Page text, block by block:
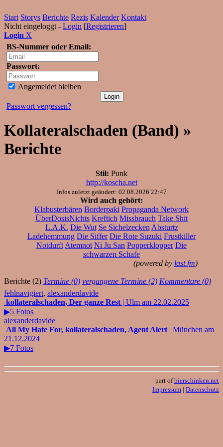
Start Storys Berichte Rezis Kalender Kontakt
Nicht eingeloggt - Login [Registrieren]
Login X
BS-Nummer oder Email:
Passwort:
Angemeldet bleiben
Passwort vergessen?
Kollateralschaden (Band) »
Berichte
Stil: Punk
http://koscha.net
Infos zuletzt geändert: 02.08.2026 22:47
Wird auch gehört:
Klabusterbären Borderpaki Propaganda Network
ÜberDosisNichts Kreftich Missbrauch Take Shit
L.A.K. Die Wut Se Sichelzecken Absturtz
Ladehemmung Die Siffer Die Rote Suzuki Frustkiller
Notdurft Atemnot Ni Ju San Popperklopper Die
schwarzen Schafe
(powered by last.fm)
Berichte (2) Termine (0) vergangene Termine (2) Kommentare (0)
fehlnavigiert, alexanderdavide
kollateralschaden, Der ganze Rest | Ulm am 22.02.2025
▶5 Fotos
alexanderdavide
All My Hate For, kollateralschaden, Agent Alert | München am
21.12.2024
▶7 Fotos
part ofbierschinken.net
Impressum | Datenschutz